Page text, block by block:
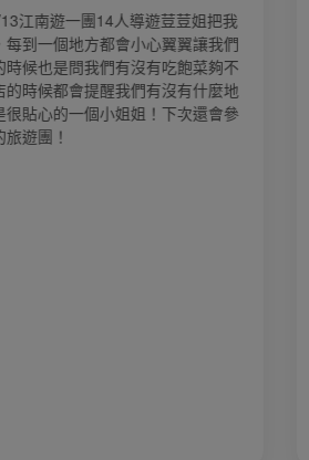
上次參加上海及杭州烏鎮的旅遊感
再度選擇金廈旅行社，再度由業務
排行程！ 張家界 「奇峰三千、秀
山岳地形聞名，也看到了阿凡達懸
具視覺震撼的感受👍 天門山 天門
矇的，也感受到霧看美景的索道、
界景色更是一絕！！ 湘西苗寨：
「對歌高山青、喝攔門小米酒、擊
式，好特別。 也欣賞到典型的苗
精巧、飛檐翹角。 體驗苗族銀飾
服飾及參與熱鬧的苗鼓舞。 品嚐
魚、酸肉、油茶、餐餐小酒與美食
裡有一種仙俠世界的魔幻感。 五
是土家族木屋，路面青石板被磨得
歷史韻味。 土王橋與擺手堂： 展
民族風情！ 當地最知名的是「劉曉
導遊還請我們吃了最有名當地的米